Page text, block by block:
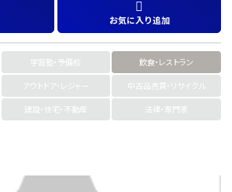
お気に入り追加
学習塾・予備校
飲食・レストラン
アウトドア・レジャー
中古品売買・リサイクル
建設・住宅・不動産
法律・専門家